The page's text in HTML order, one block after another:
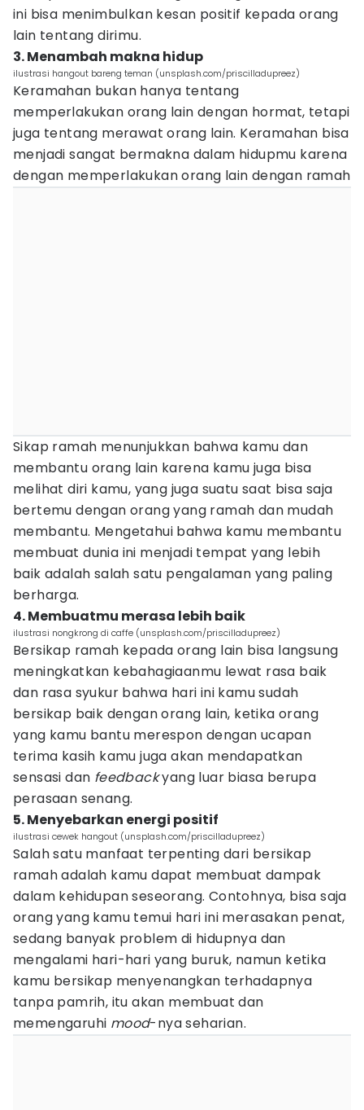
ini bisa menimbulkan kesan positif kepada orang
lain tentang dirimu.
3. Menambah makna hidup
ilustrasi hangout bareng teman (unsplash.com/priscilladupreez)
Keramahan bukan hanya tentang
memperlakukan orang lain dengan hormat, tetapi
juga tentang merawat orang lain. Keramahan bisa
menjadi sangat bermakna dalam hidupmu karena
dengan memperlakukan orang lain dengan ramah
Sikap ramah menunjukkan bahwa kamu dan
membantu orang lain karena kamu juga bisa
melihat diri kamu, yang juga suatu saat bisa saja
bertemu dengan orang yang ramah dan mudah
membantu. Mengetahui bahwa kamu membantu
membuat dunia ini menjadi tempat yang lebih
baik adalah salah satu pengalaman yang paling
berharga.
4. Membuatmu merasa lebih baik
ilustrasi nongkrong di caffe (unsplash.com/priscilladupreez)
Bersikap ramah kepada orang lain bisa langsung
meningkatkan kebahagiaanmu lewat rasa baik
dan rasa syukur bahwa hari ini kamu sudah
bersikap baik dengan orang lain, ketika orang
yang kamu bantu merespon dengan ucapan
terima kasih kamu juga akan mendapatkan
sensasi dan feedbackyang luar biasa berupa
perasaan senang.
5. Menyebarkan energi positif
ilustrasi cewek hangout (unsplash.com/priscilladupreez)
Salah satu manfaat terpenting dari bersikap
ramah adalah kamu dapat membuat dampak
dalam kehidupan seseorang. Contohnya, bisa saja
orang yang kamu temui hari ini merasakan penat,
sedang banyak problem di hidupnya dan
mengalami hari-hari yang buruk, namun ketika
kamu bersikap menyenangkan terhadapnya
tanpa pamrih, itu akan membuat dan
memengaruhi mood-nya seharian.